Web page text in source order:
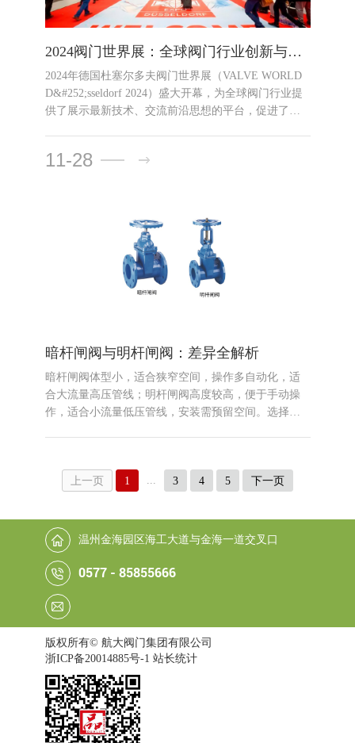
2024阀门世界展：全球阀门行业创新与合作的盛会
2024年德国杜塞尔多夫阀门世界展（VALVE WORLD
D&#252;sseldorf 2024）盛大开幕，为全球阀门行业提
供了展示最新技术、交流前沿思想的平台，促进了国
11-28
暗杆闸阀与明杆闸阀：差异全解析
暗杆闸阀体型小，适合狭窄空间，操作多自动化，适
合大流量高压管线；明杆闸阀高度较高，便于手动操
作，适合小流量低压管线，安装需预留空间。选择时
上一页 1 ... 3 4 5 下一页
温州金海园区海工大道与金海一道交叉口
0577 - 85855666
版权所有© 航大阀门集团有限公司
浙ICP备20014885号-1 站长统计